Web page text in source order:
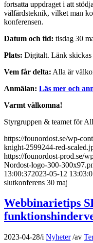
fortsatta uppdraget i att
välfärdsteknik, vilket man
konferensen.
Datum och tid: tisdag 30
Plats: Digitalt. Länk skickas
Vem får delta: Alla är
Anmälan: Läs mer och
Varmt välkomna!
Styrgruppen & teamet för
https://founordost.se/wp-
knight-2599244-red-
https://founordost-prod.se/
Nordost-logo-300-
13:00:372023-05-12
slutkonferens 30 maj
Webbinarietips
2023-04-28/i Nyheter /av